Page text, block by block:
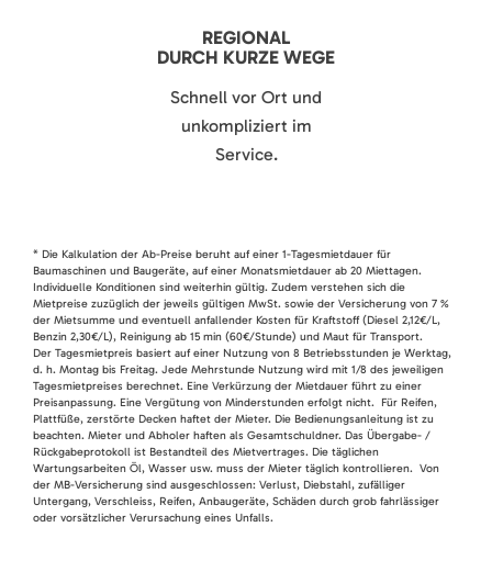
REGIONAL
DURCH KURZE WEGE
Schnell vor Ort und
unkompliziert im
Service.
* Die Kalkulation der Ab-Preise beruht auf einer 1-Tagesmietdauer für
Baumaschinen und Baugeräte, auf einer Monatsmietdauer ab 20 Miettagen.
Individuelle Konditionen sind weiterhin gültig. Zudem verstehen sich die
Mietpreise zuzüglich der jeweils gültigen MwSt. sowie der Versicherung von 7 %
der Mietsumme und eventuell anfallender Kosten für Kraftstoff (Diesel 2,12€/L,
Benzin 2,30€/L), Reinigung ab 15 min (60€/Stunde) und Maut für Transport.
Der Tagesmietpreis basiert auf einer Nutzung von 8 Betriebsstunden je Werktag,
d. h. Montag bis Freitag. Jede Mehrstunde Nutzung wird mit 1/8 des jeweiligen
Tagesmietpreises berechnet. Eine Verkürzung der Mietdauer führt zu einer
Preisanpassung. Eine Vergütung von Minderstunden erfolgt nicht. Für Reifen,
Plattfüße, zerstörte Decken haftet der Mieter. Die Bedienungsanleitung ist zu
beachten. Mieter und Abholer haften als Gesamtschuldner. Das Übergabe- /
Rückgabeprotokoll ist Bestandteil des Mietvertrages. Die täglichen
Wartungsarbeiten Öl, Wasser usw. muss der Mieter täglich kontrollieren. Von
der MB-Versicherung sind ausgeschlossen: Verlust, Diebstahl, zufälliger
Untergang, Verschleiss, Reifen, Anbaugeräte, Schäden durch grob fahrlässiger
oder vorsätzlicher Verursachung eines Unfalls.